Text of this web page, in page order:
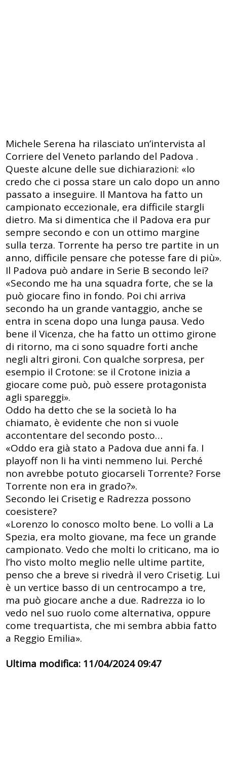
Michele Serena ha rilasciato un’intervista al
Corriere del Veneto parlando del Padova .
Queste alcune delle sue dichiarazioni: «Io
credo che ci possa stare un calo dopo un anno
passato a inseguire. Il Mantova ha fatto un
campionato eccezionale, era difficile stargli
dietro. Ma si dimentica che il Padova era pur
sempre secondo e con un ottimo margine
sulla terza. Torrente ha perso tre partite in un
anno, difficile pensare che potesse fare di più».
Il Padova può andare in Serie B secondo lei?
«Secondo me ha una squadra forte, che se la
può giocare fino in fondo. Poi chi arriva
secondo ha un grande vantaggio, anche se
entra in scena dopo una lunga pausa. Vedo
bene il Vicenza, che ha fatto un ottimo girone
di ritorno, ma ci sono squadre forti anche
negli altri gironi. Con qualche sorpresa, per
esempio il Crotone: se il Crotone inizia a
giocare come può, può essere protagonista
agli spareggi».
Oddo ha detto che se la società lo ha
chiamato, è evidente che non si vuole
accontentare del secondo posto…
«Oddo era già stato a Padova due anni fa. I
playoff non li ha vinti nemmeno lui. Perché
non avrebbe potuto giocarseli Torrente? Forse
Torrente non era in grado?».
Secondo lei Crisetig e Radrezza possono
coesistere?
«Lorenzo lo conosco molto bene. Lo volli a La
Spezia, era molto giovane, ma fece un grande
campionato. Vedo che molti lo criticano, ma io
l’ho visto molto meglio nelle ultime partite,
penso che a breve si rivedrà il vero Crisetig. Lui
è un vertice basso di un centrocampo a tre,
ma può giocare anche a due. Radrezza io lo
vedo nel suo ruolo come alternativa, oppure
come trequartista, che mi sembra abbia fatto
a Reggio Emilia».
Ultima modifica: 11/04/2024 09:47